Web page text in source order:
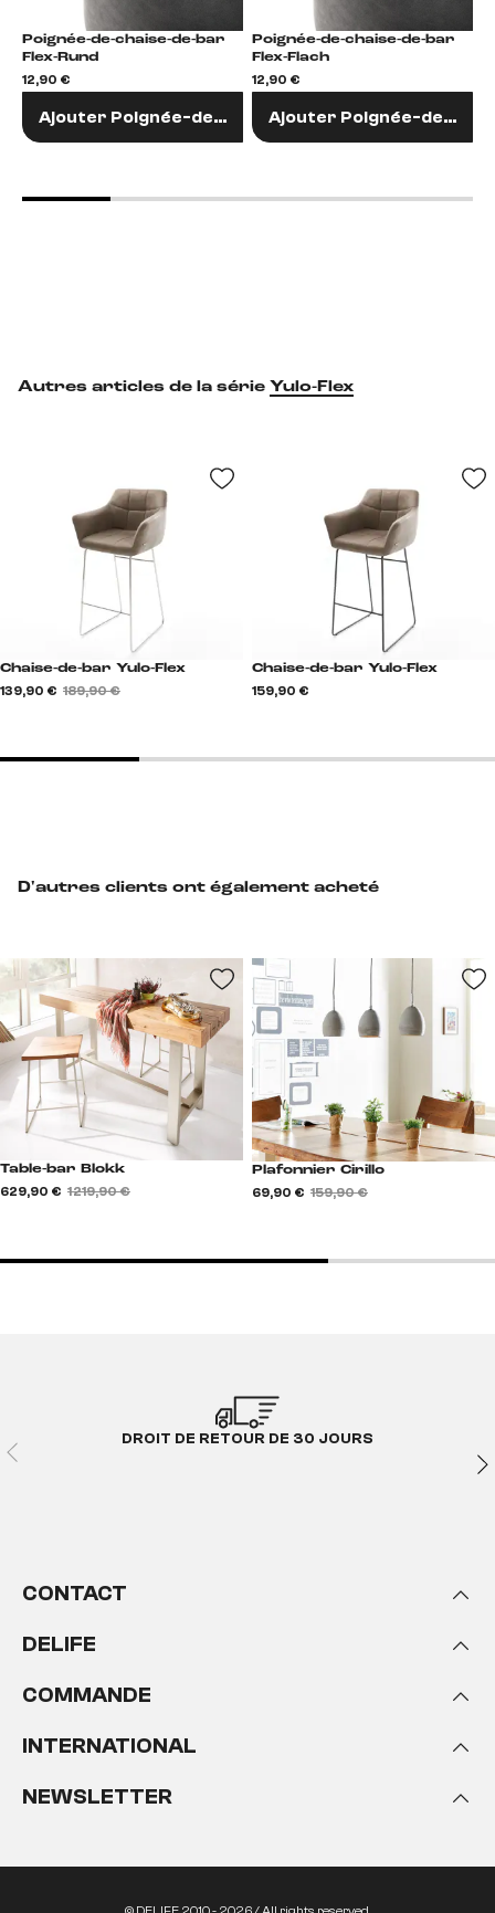
Poignée-de-chaise-de-bar
Flex-Rund
12,90 €
Ajouter Poignée-de-chaise-de-bar
Poignée-de-chaise-de-bar
Flex-Flach
12,90 €
Ajouter Poignée-de-
D'autres clients ont également acheté
Table-bar Blokk
629,90 € 1 219,90 €
Plafonnier Cirillo
69,90 € 159,90 €
Autres articles de la série Yulo-Flex
Chaise-de-bar Yulo-Flex
139,90 € 189,90 €
Chaise-de-bar Yulo-Flex
159,90 €
DROIT DE RETOUR DE 30 JOURS
CONTACT
DELIFE
COMMANDE
INTERNATIONAL
NEWSLETTER